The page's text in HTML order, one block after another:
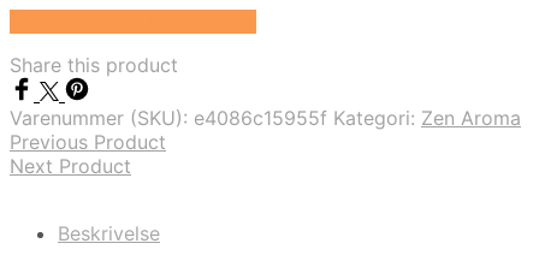
Share this product
Varenummer (SKU): e4086c15955f Kategori: Zen Aroma
Previous Product
Next Product
Beskrivelse